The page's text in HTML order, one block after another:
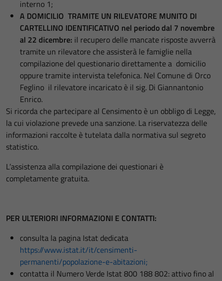
interno 1;
A DOMICILIO TRAMITE UN RILEVATORE MUNITO DI
CARTELLINO IDENTIFICATIVO nel periodo dal 7 novembre
al 22 dicembre: il recupero delle mancate risposte avverrà
tramite un rilevatore che assisterà le famiglie nella
compilazione del questionario direttamente a domicilio
oppure tramite intervista telefonica. Nel Comune di Orco
Feglino il rilevatore incaricato è il sig. Di Giannantonio
Enrico.
Si ricorda che partecipare al Censimento è un obbligo di Legge,
la cui violazione prevede una sanzione. La riservatezza delle
informazioni raccolte è tutelata dalla normativa sul segreto
statistico.
L’assistenza alla compilazione dei questionari è
completamente gratuita.
PER ULTERIORI INFORMAZIONI E CONTATTI:
consulta la pagina Istat dedicata
https://www.istat.it/it/censimenti-
permanenti/popolazione-e-abitazioni;
contatta il Numero Verde Istat 800 188 802: attivo fino al